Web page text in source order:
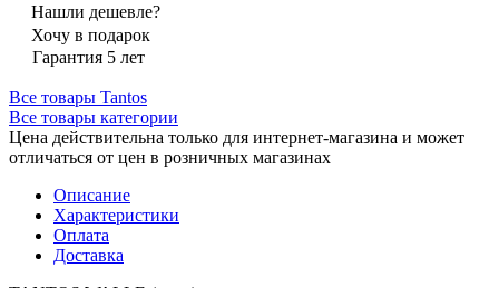
Нашли дешевле?
Хочу в подарок
Гарантия 5 лет
Все товары Tantos
Все товары категории
Цена действительна только для интернет-магазина и может
отличаться от цен в розничных магазинах
Описание
Характеристики
Оплата
Доставка